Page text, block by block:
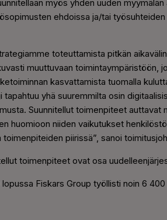
myös yhden uuden
ehdoissa ja/tai
toteuttamista pitkän
muuttuvaan toimintaympäristöön,
kasvattamista tuomalla
tapahtuu yhä suuremmilta osin
Suunnitellut toimenpiteet
huomioon niiden vaikutukset
toimenpiteiden piirissä”, sanoi
toimenpiteet ovat osa
Fiskars Group työllisti noin 6 400